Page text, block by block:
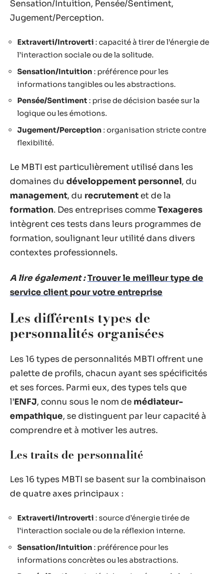
Sensation/Intuition, Pensée/Sentiment,
Jugement/Perception.
Extraverti/Introverti : capacité à tirer de l’énergie de
l’interaction sociale ou de la solitude.
Sensation/Intuition : préférence pour les
informations tangibles ou les abstractions.
Pensée/Sentiment : prise de décision basée sur la
logique ou les émotions.
Jugement/Perception : organisation stricte contre
flexibilité.
Le MBTI est particulièrement utilisé dans les
domaines du développement personnel, du
management, du recrutement et de la
formation. Des entreprises commeTexageres
intègrent ces tests dans leurs programmes de
formation, soulignant leur utilité dans divers
contextes professionnels.
A lire également :Trouver le meilleur type de
service client pour votre entreprise
Les différents types de
personnalités organisées
Les 16 types de personnalités MBTI offrent une
palette de profils, chacun ayant ses spécificités
et ses forces. Parmi eux, des types tels que
l’ENFJ, connu sous le nom de médiateur-
empathique, se distinguent par leur capacité à
comprendre et à motiver les autres.
Les traits de personnalité
Les 16 types MBTI se basent sur la combinaison
de quatre axes principaux :
Extraverti/Introverti : source d’énergie tirée de
l’interaction sociale ou de la réflexion interne.
Sensation/Intuition : préférence pour les
informations concrètes ou les abstractions.